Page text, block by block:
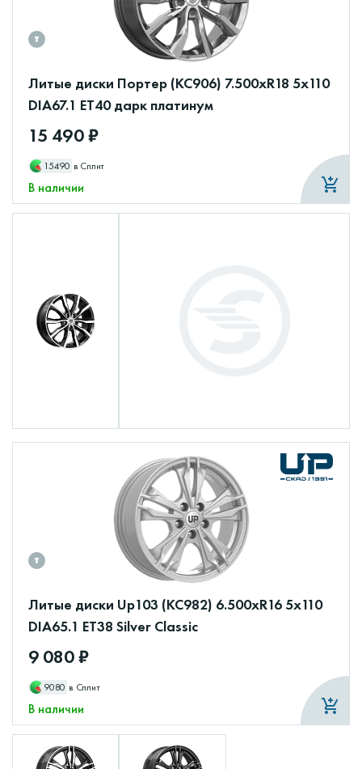
Литые диски Портер (КС906) 7.500xR18 5x110
DIA67.1 ET40 дарк платинум
15 490 ₽
15490 в Сплит
В наличии
Литые диски Up103 (КС982) 6.500xR16 5x110
DIA65.1 ET38 Silver Classic
9 080 ₽
9080 в Сплит
В наличии